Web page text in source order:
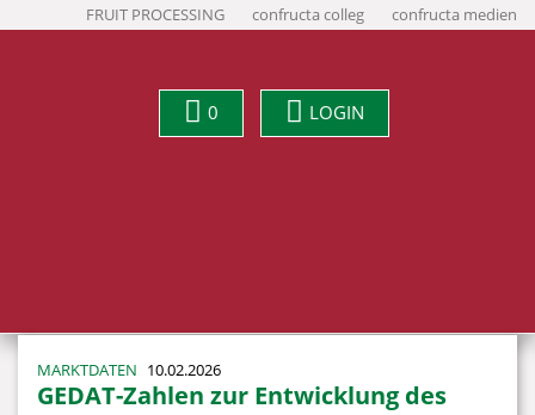
FRUIT PROCESSING confructa colleg confructa medien
0 LOGIN
MARKTDATEN 10.02.2026
GEDAT-Zahlen zur Entwicklung des